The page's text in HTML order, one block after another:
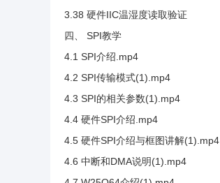
3.38 硬件IIC温湿度读取验证
四、 SPI教学
4.1 SPI介绍.mp4
4.2 SPI传输模式(1).mp4
4.3 SPI的相关参数(1).mp4
4.4 硬件SPI介绍.mp4
4.5 硬件SPI介绍与框图讲解(1).mp4
4.6 中断和DMA说明(1).mp4